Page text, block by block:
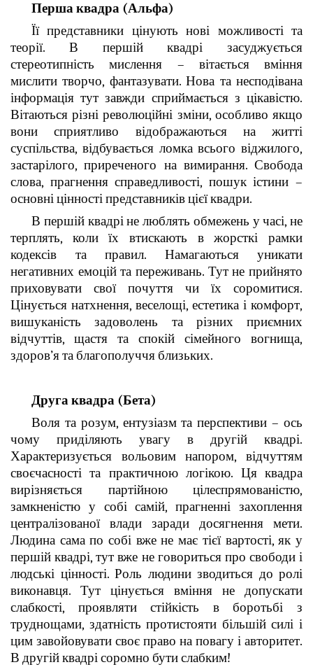
Перша квадра (Альфа)
Її представники цінують нові можливості та
теорії. В першій квадрі засуджується
стереотипність мислення – вітається вміння
мислити творчо, фантазувати. Нова та несподівана
інформація тут завжди сприймається з цікавістю.
Вітаються різні революційні зміни, особливо якщо
вони сприятливо відображаються на житті
суспільства, відбувається ломка всього віджилого,
застарілого, приреченого на вимирання. Свобода
слова, прагнення справедливості, пошук істини –
основні цінності представників цієї квадри.
В першій квадрі не люблять обмежень у часі, не
терплять, коли їх втискають в жорсткі рамки
кодексів та правил. Намагаються уникати
негативних емоцій та переживань. Тут не прийнято
приховувати свої почуття чи їх соромитися.
Цінується натхнення, веселощі, естетика і комфорт,
вишуканість задоволень та різних приємних
відчуттів, щастя та спокій сімейного вогнища,
здоров’я та благополуччя близьких.
Друга квадра (Бета)
Воля та розум, ентузіазм та перспективи – ось
чому приділяють увагу в другій квадрі.
Характеризується вольовим напором, відчуттям
своєчасності та практичною логікою. Ця квадра
вирізняється партійною цілеспрямованістю,
замкненістю у собі самій, прагненні захоплення
централізованої влади заради досягнення мети.
Людина сама по собі вже не має тієї вартості, як у
першій квадрі, тут вже не говориться про свободи і
людські цінності. Роль людини зводиться до ролі
виконавця. Тут цінується вміння не допускати
слабкості, проявляти стійкість в боротьбі з
труднощами, здатність протистояти більшій силі і
цим завойовувати своє право на повагу і авторитет.
В другій квадрі соромно бути слабким!